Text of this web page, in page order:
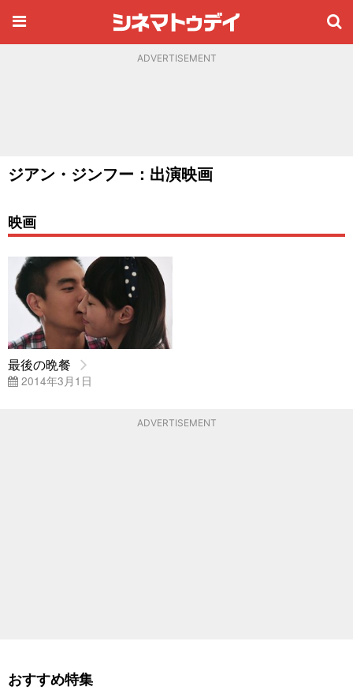
ADVERTISEMENT
ジアン・ジンフー：出演映画
映画
最後の晩餐
2014年3月1日
ADVERTISEMENT
おすすめ特集